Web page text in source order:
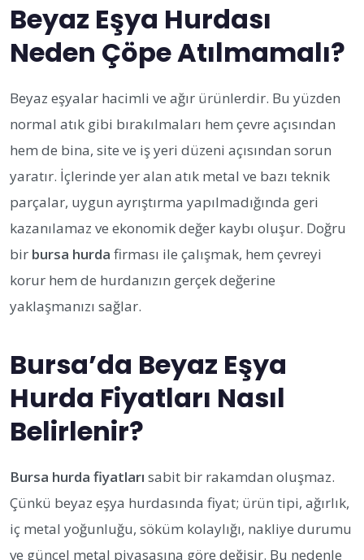
Beyaz Eşya Hurdası
Neden Çöpe Atılmamalı?
Beyaz eşyalar hacimli ve ağır ürünlerdir. Bu yüzden
normal atık gibi bırakılmaları hem çevre açısından
hem de bina, site ve iş yeri düzeni açısından sorun
yaratır. İçlerinde yer alan atık metal ve bazı teknik
parçalar, uygun ayrıştırma yapılmadığında geri
kazanılamaz ve ekonomik değer kaybı oluşur. Doğru
bir bursa hurda firması ile çalışmak, hem çevreyi
korur hem de hurdanızın gerçek değerine
yaklaşmanızı sağlar.
Bursa’da Beyaz Eşya
Hurda Fiyatları Nasıl
Belirlenir?
Bursa hurda fiyatları sabit bir rakamdan oluşmaz.
Çünkü beyaz eşya hurdasında fiyat; ürün tipi, ağırlık,
iç metal yoğunluğu, söküm kolaylığı, nakliye durumu
ve güncel metal piyasasına göre değişir. Bu nedenle